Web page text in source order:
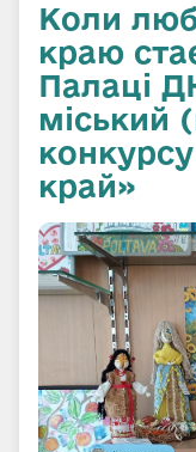
Коли
краю
Палаці
міський
край»